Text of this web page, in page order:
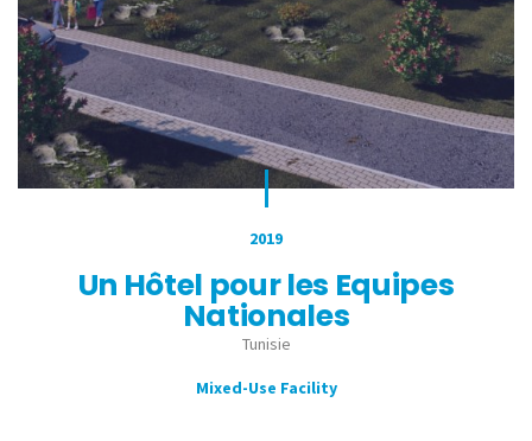
2019
Un Hôtel pour les Equipes
Nationales
Tunisie
Mixed-Use Facility